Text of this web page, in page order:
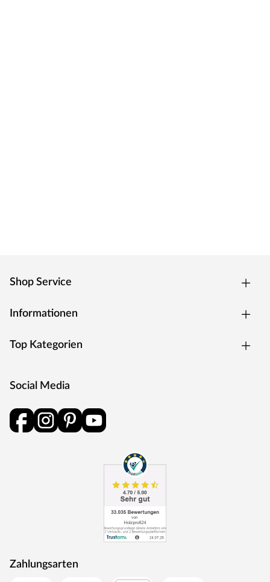
Shop Service
Informationen
Top Kategorien
Social Media
Zahlungsarten